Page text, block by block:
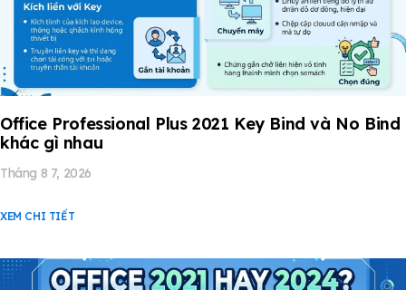
Office Professional Plus 2021 Key Bind và No Bind
khác gì nhau
Tháng 8 7, 2026
XEM CHI TIẾT